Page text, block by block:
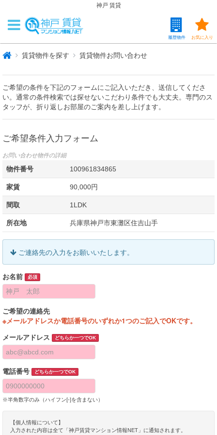
神戸 賃貸
お気に入り
履歴物件
賃貸物件を探す 賃貸物件お問い合わせ
ご希望の条件を下記のフォームにご記入いただき、送信してくださ
い。通常の条件検索では探せないこだわり条件でも大丈夫。専門のス
タッフが、折り返しお部屋のご案内を差し上げます。
ご希望条件入力フォーム
お問い合わせ物件の詳細
物件番号 100961834865
家賃 90,000円
間取 1LDK
所在地 兵庫県神戸市東灘区住吉山手
ご連絡先の入力をお願いいたします。
お名前 必須
ご希望の連絡先
※メールアドレスか電話番号のいずれか1つのご記入でOKです。
メールアドレス どちらか一つでOK
電話番号 どちらか一つでOK
※半角数字のみ（ハイフン[-]を含まない）
【個人情報について】
入力された内容は全て「神戸賃貸マンション情報NET」に通知されます。